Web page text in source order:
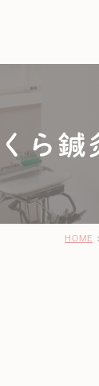
マタニティ整体
ら鍼
HOME